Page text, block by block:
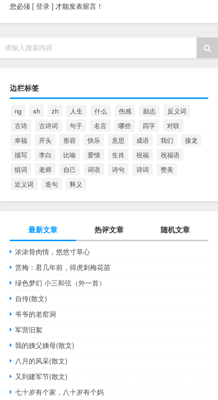
您必须 [ 登录 ] 才能发表留言！
请输入搜索内容
边栏标签
ng sh zh 人生 什么 伤感 励志
反义词
古诗
古诗词 句子 名言 哪些 四字
对联
幸福
开头 形容 快乐 意思 成语 我们
接龙
描写
李白 比喻 爱情 生肖 祝福
祝福语
组词
老师 自己 词语 诗句 诗词
赞美
近义词
造句 释义
最新文章 热评文章 随机文章
浓浓骨肉情，悠悠寸草心
赏梅：君几年前，得虎刺梅花苗
绿色梦幻 小三和弦（外一首）
自传(散文)
爷爷的老窑洞
军营旧絮
我的姨父姨母(散文)
八月的风采(散文)
又到建军节(散文)
七十岁有个家，八十岁有个妈